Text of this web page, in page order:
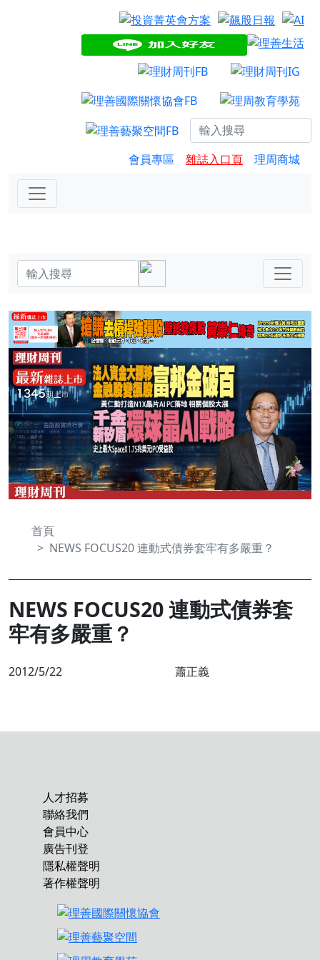
會員專區 雜誌入口頁 理周商城
首頁
NEWS FOCUS20 連動式債券套牢有多嚴重？
NEWS FOCUS20 連動式債券套
牢有多嚴重？
2012/5/22 蕭正義
人才招募
聯絡我們
會員中心
廣告刊登
隱私權聲明
著作權聲明